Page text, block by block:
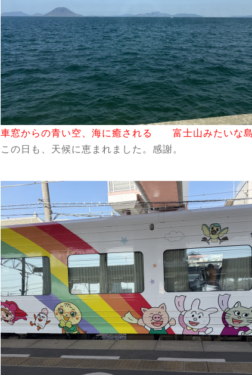
車窓からの青い空、海に癒される 富士山みたいな
この日も、天候に恵まれました。感謝。